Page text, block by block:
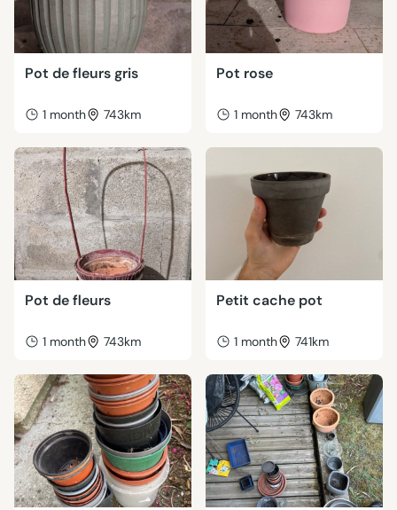
Pot de fleurs gris
1 month 743km
Pot rose
1 month 743km
Pot de fleurs
1 month 743km
Petit cache pot
1 month 741km